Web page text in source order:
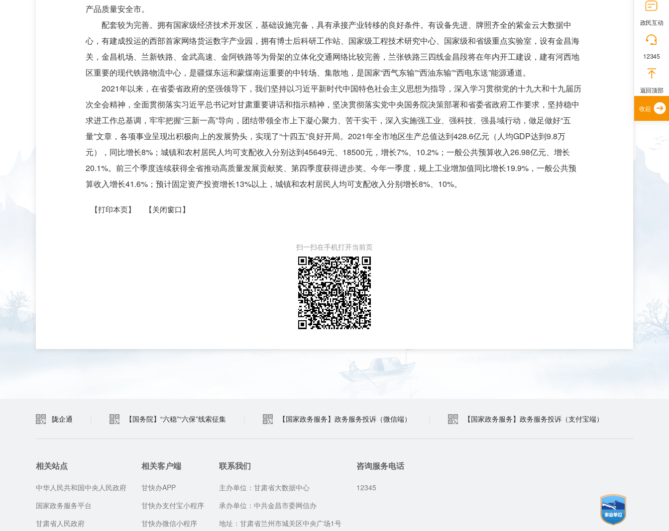
产品质量安全市。
配套较为完善。拥有国家级经济技术开发区，基础设施完备，具有承接产业转移的良好条件。有设备先进、牌照齐全的紫金云大数据中
心，有建成投运的西部首家网络货运数字产业园，拥有博士后科研工作站、国家级工程技术研究中心、国家级和省级重点实验室，设有金昌海
关，金昌机场、兰新铁路、金武高速、金阿铁路等为骨架的立体化交通网络比较完善，兰张铁路三四线金昌段将在年内开工建设，建有河西地
区重要的现代铁路物流中心，是疆煤东运和蒙煤南运重要的中转场、集散地，是国家“西气东输”“西油东输”“西电东送”能源通道。
2021年以来，在省委省政府的坚强领导下，我们坚持以习近平新时代中国特色社会主义思想为指导，深入学习贯彻党的十九大和十九届历
次全会精神，全面贯彻落实习近平总书记对甘肃重要讲话和指示精神，坚决贯彻落实党中央国务院决策部署和省委省政府工作要求，坚持稳中
求进工作总基调，牢牢把握“三新一高”导向，团结带领全市上下凝心聚力、苦干实干，深入实施强工业、强科技、强县域行动，做足做好“五
量”文章，各项事业呈现出积极向上的发展势头，实现了“十四五”良好开局。2021年全市地区生产总值达到428.6亿元（人均GDP达到9.8万
元），同比增长8%；城镇和农村居民人均可支配收入分别达到45649元、18500元，增长7%、10.2%；一般公共预算收入26.98亿元、增长
20.1%。前三个季度连续获得全省推动高质量发展贡献奖、第四季度获得进步奖。今年一季度，规上工业增加值同比增长19.9%，一般公共预
算收入增长41.6%；预计固定资产投资增长13%以上，城镇和农村居民人均可支配收入分别增长8%、10%。
【打印本页】 【关闭窗口】
扫一扫在手机打开当前页
陇企通 【国务院】“六稳”“六保”线索征集 【国家政务服务】政务服务投诉（微信端） 【国家政务服务】政务服务投诉（支付宝端）
相关站点
中华人民共和国中央人民政府
国家政务服务平台
甘肃省人民政府
相关客户端
甘快办APP
甘快办支付宝小程序
甘快办微信小程序
联系我们
主办单位：甘肃省大数据中心
承办单位：中共金昌市委网信办
地址：甘肃省兰州市城关区中央广场1号
咨询服务电话
12345
政民互动
12345
返回顶部
收起